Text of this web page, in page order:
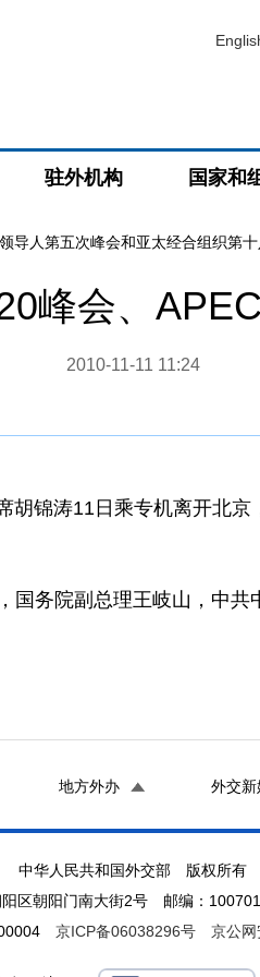
驻外机构 国家和
导人第五次峰会和亚太经合组织第
峰会、
2010-11-11 11:24
涛11日乘专机离开北京
务院副总理王岐山，中共
地方外办 外交新
中华人民共和国外交部 版权所有
区朝阳门南大街2号 邮编：
京ICP备06038296号 京公